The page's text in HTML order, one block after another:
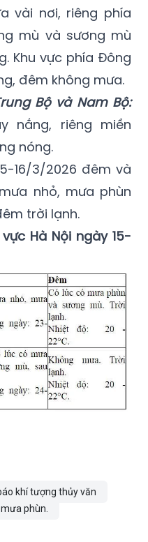
vài nơi, riêng phía
mù và sương mù
Khu vực phía Đông
đêm không mưa.
Bộ và Nam Bộ:
nắng, riêng miền
nóng.
16/3/2026 đêm và
nhỏ, mưa phùn
trời lạnh.
Hà Nội ngày 15-
khí tượng thủy văn
phùn.